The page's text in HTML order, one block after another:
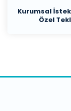
Kurumsal
Özel